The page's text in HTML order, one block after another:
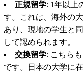
正規留学: 1年以上
す。これは、海外の
あり、現地の学生と
して認められます。
交換留学: こちら
です。日本の大学に